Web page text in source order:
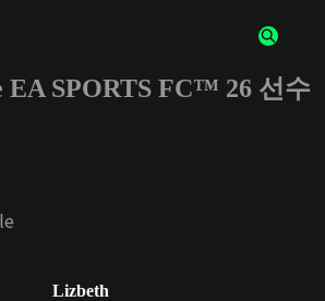
의 문자 또는 숫자를 입력하세요
EA SPORTS FC™ 26 선수
Lizbeth